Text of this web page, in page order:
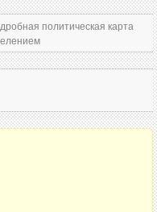
политическая карта